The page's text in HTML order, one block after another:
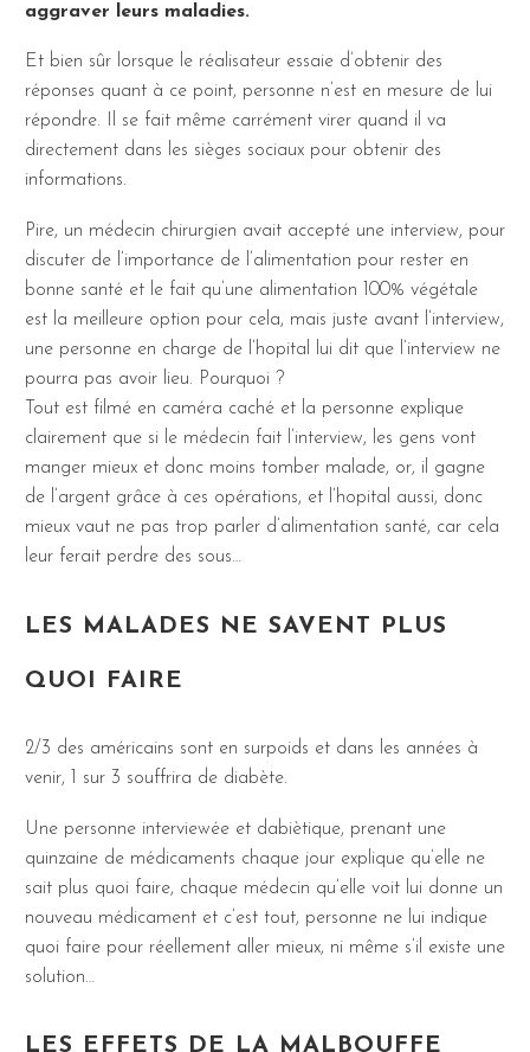
aggraver leurs maladies.
Et bien sûr lorsque le réalisateur essaie d’obtenir des
réponses quant à ce point, personne n’est en mesure de lui
répondre. Il se fait même carrément virer quand il va
directement dans les sièges sociaux pour obtenir des
informations.
Pire, un médecin chirurgien avait accepté une interview, pour
discuter de l’importance de l’alimentation pour rester en
bonne santé et le fait qu’une alimentation 100% végétale
est la meilleure option pour cela, mais juste avant l’interview,
une personne en charge de l’hopital lui dit que l’interview ne
pourra pas avoir lieu. Pourquoi ?
Tout est filmé en caméra caché et la personne explique
clairement que si le médecin fait l’interview, les gens vont
manger mieux et donc moins tomber malade, or, il gagne
de l’argent grâce à ces opérations, et l’hopital aussi, donc
mieux vaut ne pas trop parler d’alimentation santé, car cela
leur ferait perdre des sous…
LES MALADES NE SAVENT PLUS
QUOI FAIRE
2/3 des américains sont en surpoids et dans les années à
venir, 1 sur 3 souffrira de diabète.
Une personne interviewée et dabiètique, prenant une
quinzaine de médicaments chaque jour explique qu’elle ne
sait plus quoi faire, chaque médecin qu’elle voit lui donne un
nouveau médicament et c’est tout, personne ne lui indique
quoi faire pour réellement aller mieux, ni même s’il existe une
solution…
LES EFFETS DE LA MALBOUFFE